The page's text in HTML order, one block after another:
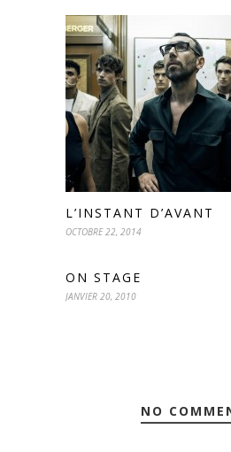
L’INSTANT D’AVANT
OCTOBRE 22, 2014
ON STAGE
JANVIER 20, 2010
NO